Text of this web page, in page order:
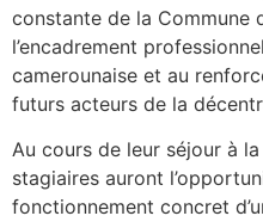
constante de la Commune
l’encadrement
camerounaise et au
futurs acteurs de la
Au cours de leur séjour à
stagiaires auront
fonctionnement concret